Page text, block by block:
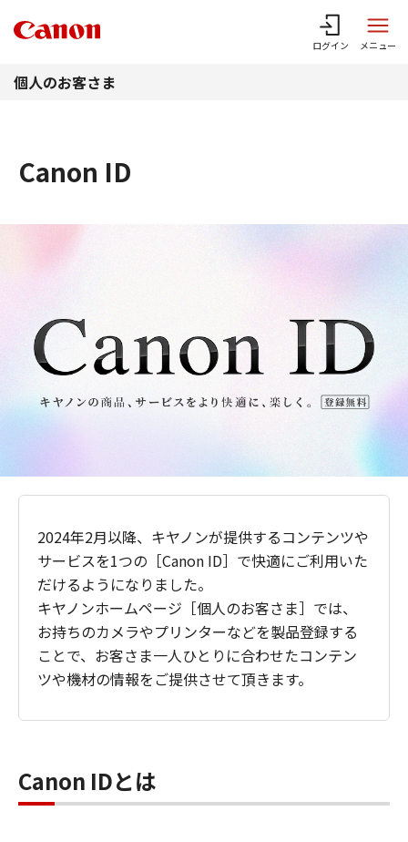
ログイン メニュー
個人のお客さま
Canon ID
2024年2月以降、キヤノンが提供するコンテンツや
サービスを1つの［Canon ID］で快適にご利用いた
だけるようになりました。
キヤノンホームページ［個人のお客さま］では、
お持ちのカメラやプリンターなどを製品登録する
ことで、お客さま一人ひとりに合わせたコンテン
ツや機材の情報をご提供させて頂きます。
Canon IDとは